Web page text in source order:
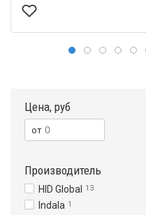
Цена, руб
Производитель
HID Global 13
Indala 1